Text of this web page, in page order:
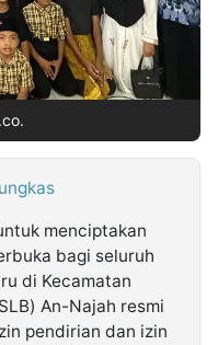
menciptakan
bagi seluruh
di Kecamatan
An-Najah resmi
pendirian dan izin